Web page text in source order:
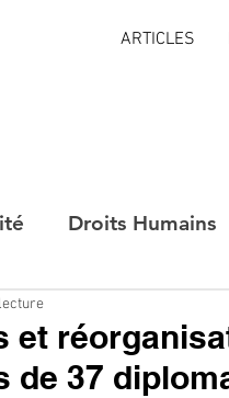
ARTICLES
Droits Humains
et
de 37